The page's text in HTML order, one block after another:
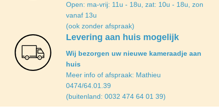
Open: ma-vrij: 11u - 18u, zat: 10u - 18u, zon
vanaf 13u
(ook zonder afspraak)
Levering aan huis mogelijk
Wij bezorgen uw nieuwe kameraadje aan
huis
Meer info of afspraak: Mathieu
0474/64.01.39
(buitenland: 0032 474 64 01 39)